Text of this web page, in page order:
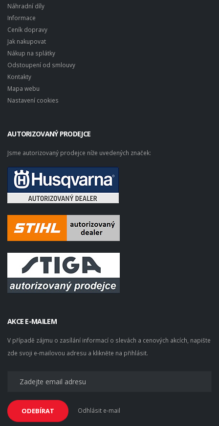
Náhradní díly
Informace
Ceník dopravy
Jak nakupovat
Nákup na splátky
Odstoupení od smlouvy
Kontakty
Mapa webu
Nastavení cookies
AUTORIZOVANÝ PRODEJCE
Jsme autorizovaný prodejce níže uvedených značek:
AKCE E-MAILEM
V případě zájmu o zasílání informací o slevách a cenových akcích, napište
zde svoji e-mailovou adresu a klikněte na přihlásit.
ODEBÍRAT Odhlásit e-mail